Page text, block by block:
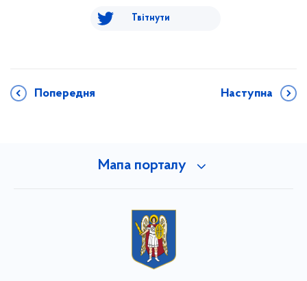
Твітнути
Попередня Наступна
Мапа порталу